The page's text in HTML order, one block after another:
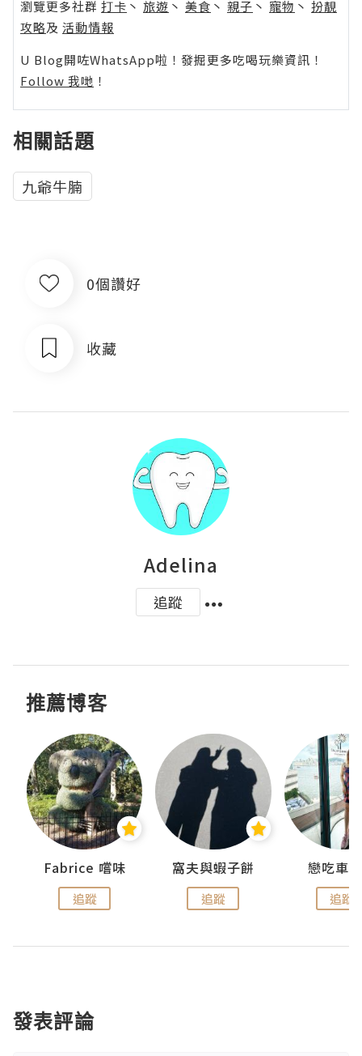
瀏覽更多社群 打卡 丶 旅遊 丶 美食 丶 親子 丶 寵物 丶 扮靚
攻略及 活動情報
U Blog開咗WhatsApp啦！發掘更多吃喝玩樂資訊！
Follow 我哋 ！
相關話題
九爺牛腩
0個讚好
收藏
Adelina
追蹤
推薦博客
Fabrice 嚐味
追蹤
窩夫與蝦子餅
追蹤
戀吃車
追蹤
發表評論